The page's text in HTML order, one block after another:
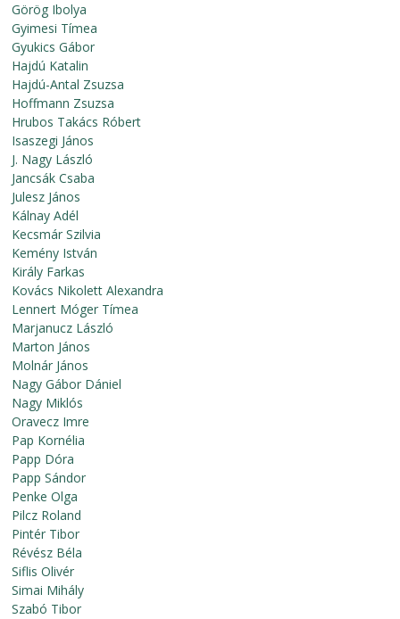
Görög Ibolya
Gyimesi Tímea
Gyukics Gábor
Hajdú Katalin
Hajdú-Antal Zsuzsa
Hoffmann Zsuzsa
Hrubos Takács Róbert
Isaszegi János
J. Nagy László
Jancsák Csaba
Julesz János
Kálnay Adél
Kecsmár Szilvia
Kemény István
Király Farkas
Kovács Nikolett Alexandra
Lennert Móger Tímea
Marjanucz László
Marton János
Molnár János
Nagy Gábor Dániel
Nagy Miklós
Oravecz Imre
Pap Kornélia
Papp Dóra
Papp Sándor
Penke Olga
Pilcz Roland
Pintér Tibor
Révész Béla
Siflis Olivér
Simai Mihály
Szabó Tibor